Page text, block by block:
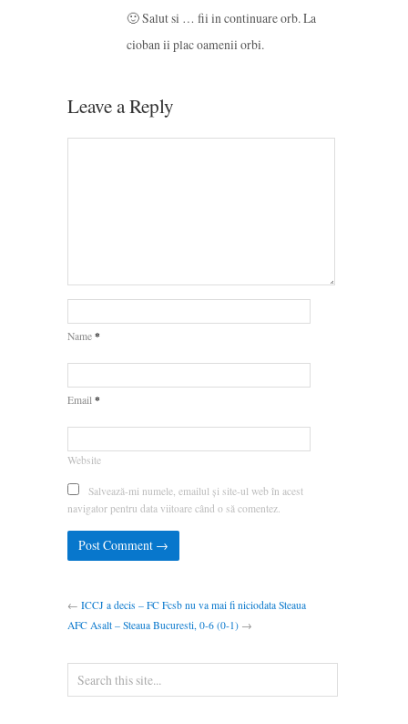
🙂 Salut si … fii in continuare orb. La
cioban ii plac oamenii orbi.
Leave a Reply
Name *
Email *
Website
Salvează-mi numele, emailul și site-ul web în acest
navigator pentru data viitoare când o să comentez.
← ICCJ a decis – FC Fcsb nu va mai fi niciodata Steaua
AFC Asalt – Steaua Bucuresti, 0-6 (0-1) →